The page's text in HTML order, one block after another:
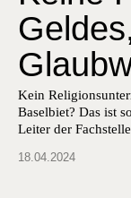
Kein
Baselbiet? Das ist
Leiter der
18.04.2024